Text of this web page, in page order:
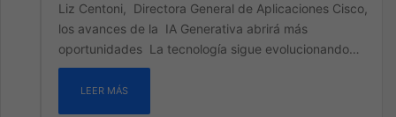
Liz Centoni, Directora General de Aplicaciones Cisco,
los avances de la IA Generativa abrirá más
oportunidades La tecnología sigue evolucionando…
LEER MÁS